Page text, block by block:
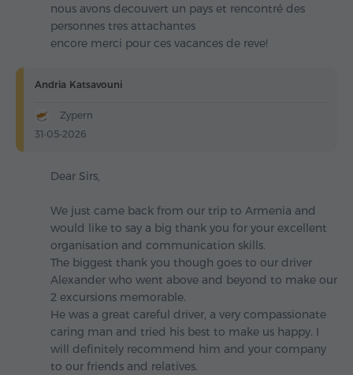
nous avons decouvert un pays et rencontré des
personnes tres attachantes
encore merci pour ces vacances de reve!
Andria Katsavouni
Zypern
31-05-2026
Dear Sirs,
We just came back from our trip to Armenia and
would like to say a big thank you for your excellent
organisation and communication skills.
The biggest thank you though goes to our driver
Alexander who went above and beyond to make our
2 excursions memorable.
He was a great careful driver, a very compassionate
caring man and tried his best to make us happy. I
will definitely recommend him and your company
to our friends and relatives.